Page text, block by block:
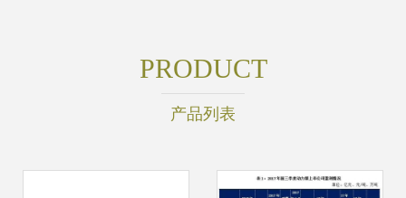
PRODUCT
产品列表